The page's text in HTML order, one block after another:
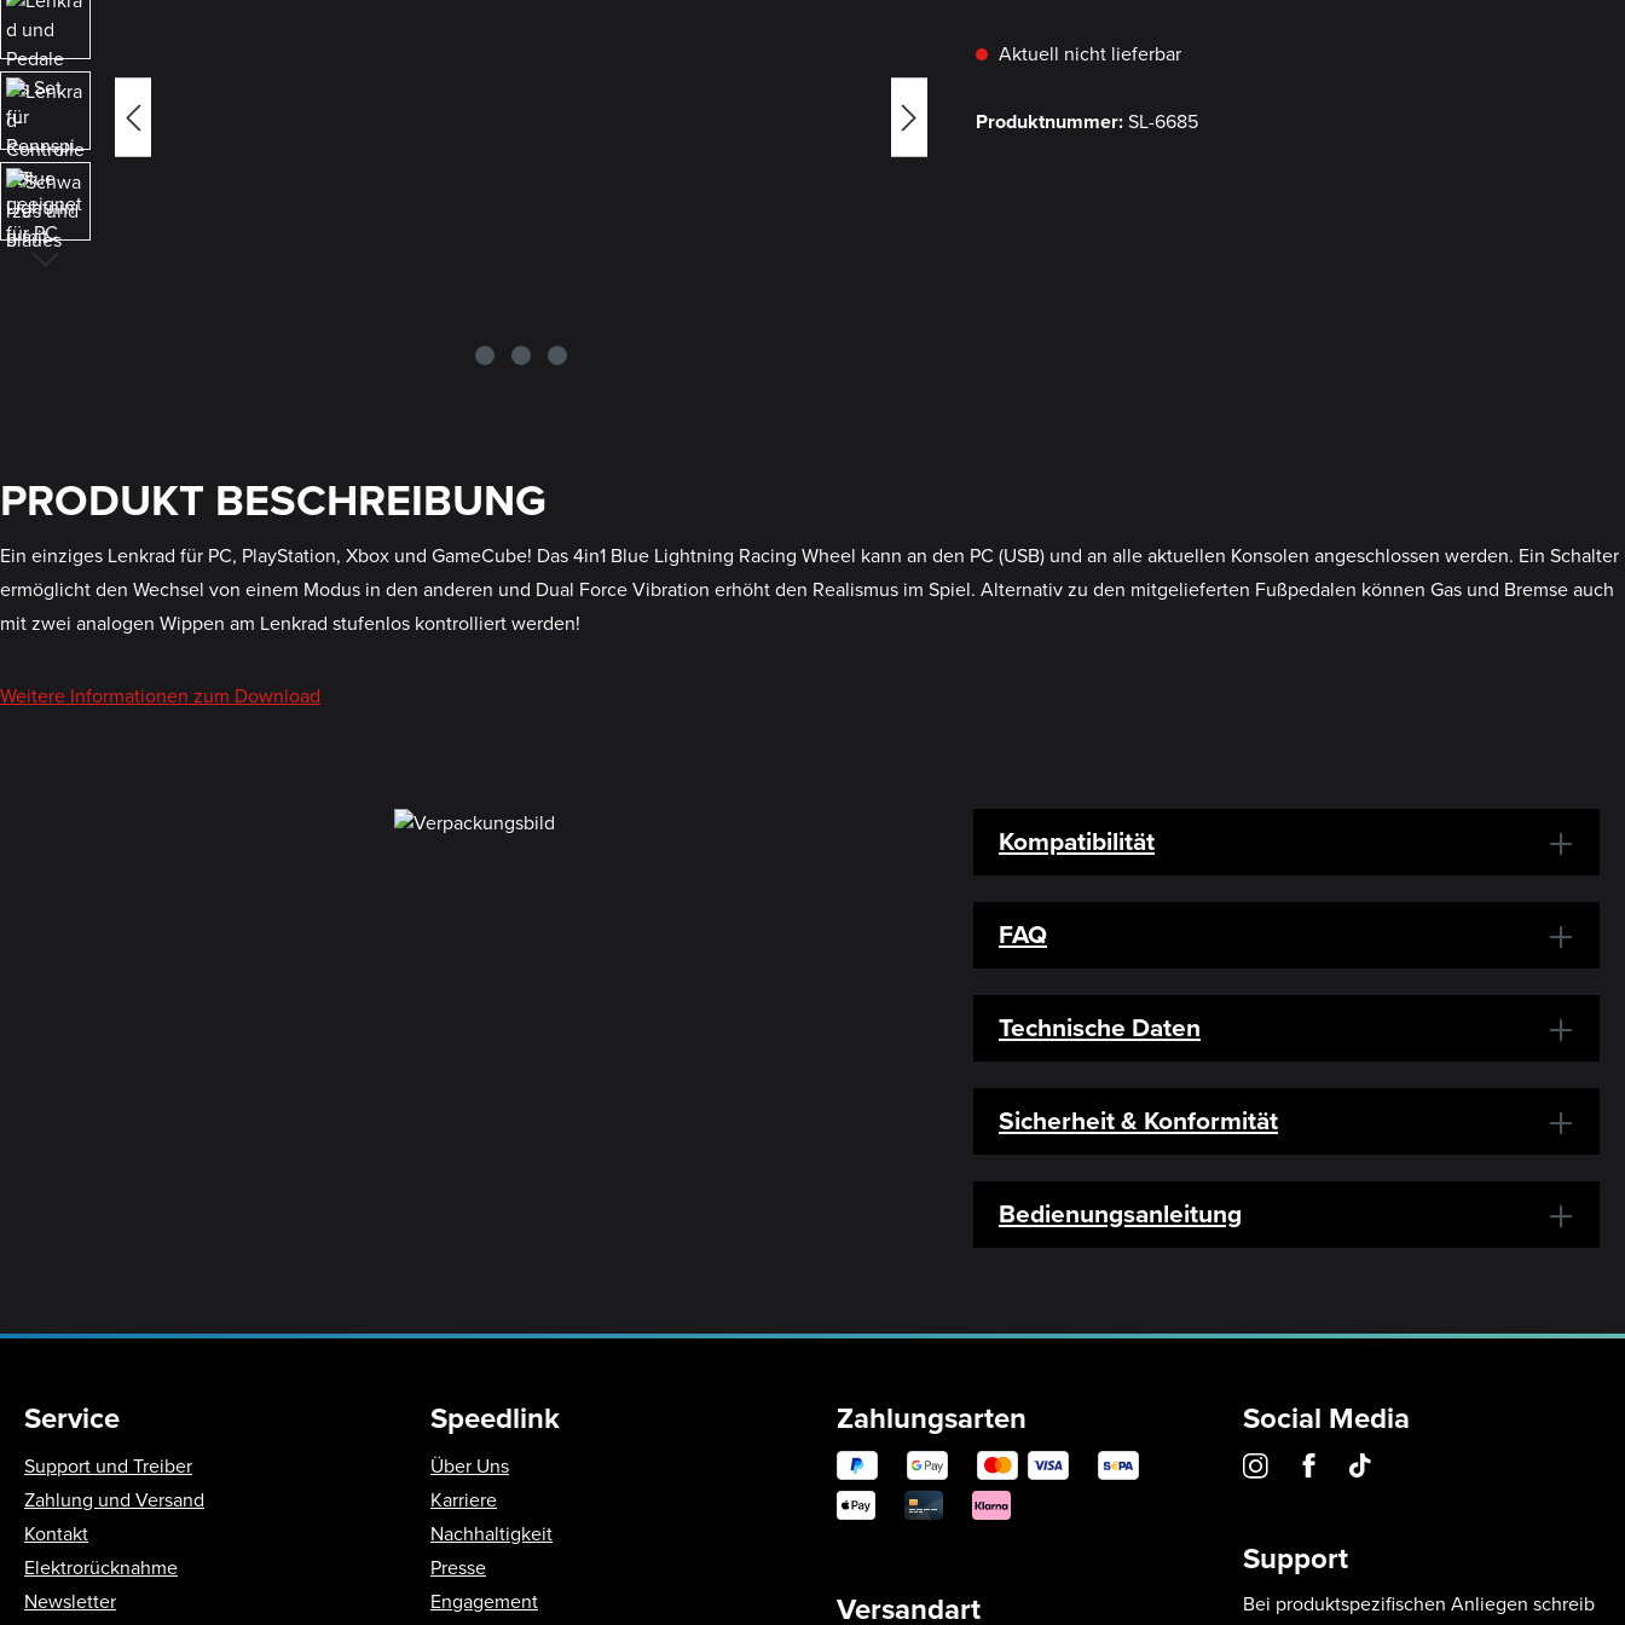
Aktuell nicht lieferbar
Produktnummer:SL-6685
PRODUKT BESCHREIBUNG
Ein einziges Lenkrad für PC, PlayStation, Xbox und GameCube! Das 4in1 Blue Lightning Racing Wheel kann an den PC (USB) und an alle aktuellen Konsolen angeschlossen werden. Ein Schalter
ermöglicht den Wechsel von einem Modus in den anderen und Dual Force Vibration erhöht den Realismus im Spiel. Alternativ zu den mitgelieferten Fußpedalen können Gas und Bremse auch
mit zwei analogen Wippen am Lenkrad stufenlos kontrolliert werden!
Weitere Informationen zum Download
Kompatibilität
FAQ
Technische Daten
Sicherheit & Konformität
Bedienungsanleitung
Service
Support und Treiber
Zahlung und Versand
Kontakt
Elektrorücknahme
Newsletter
Speedlink
Über Uns
Karriere
Nachhaltigkeit
Presse
Engagement
Zahlungsarten
Versandart
Social Media
Support
Bei produktspezifischen Anliegen schreib